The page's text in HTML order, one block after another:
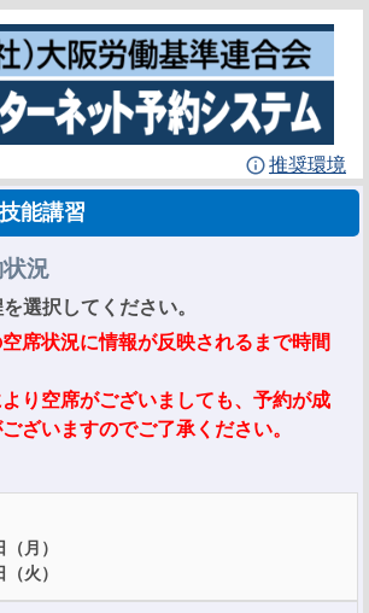
推奨環境
能講習
状況
選択してください。
席状況に情報が反映されるまで時間
り空席がございましても、予約が成
ざいますのでご了承ください。
月）
火）